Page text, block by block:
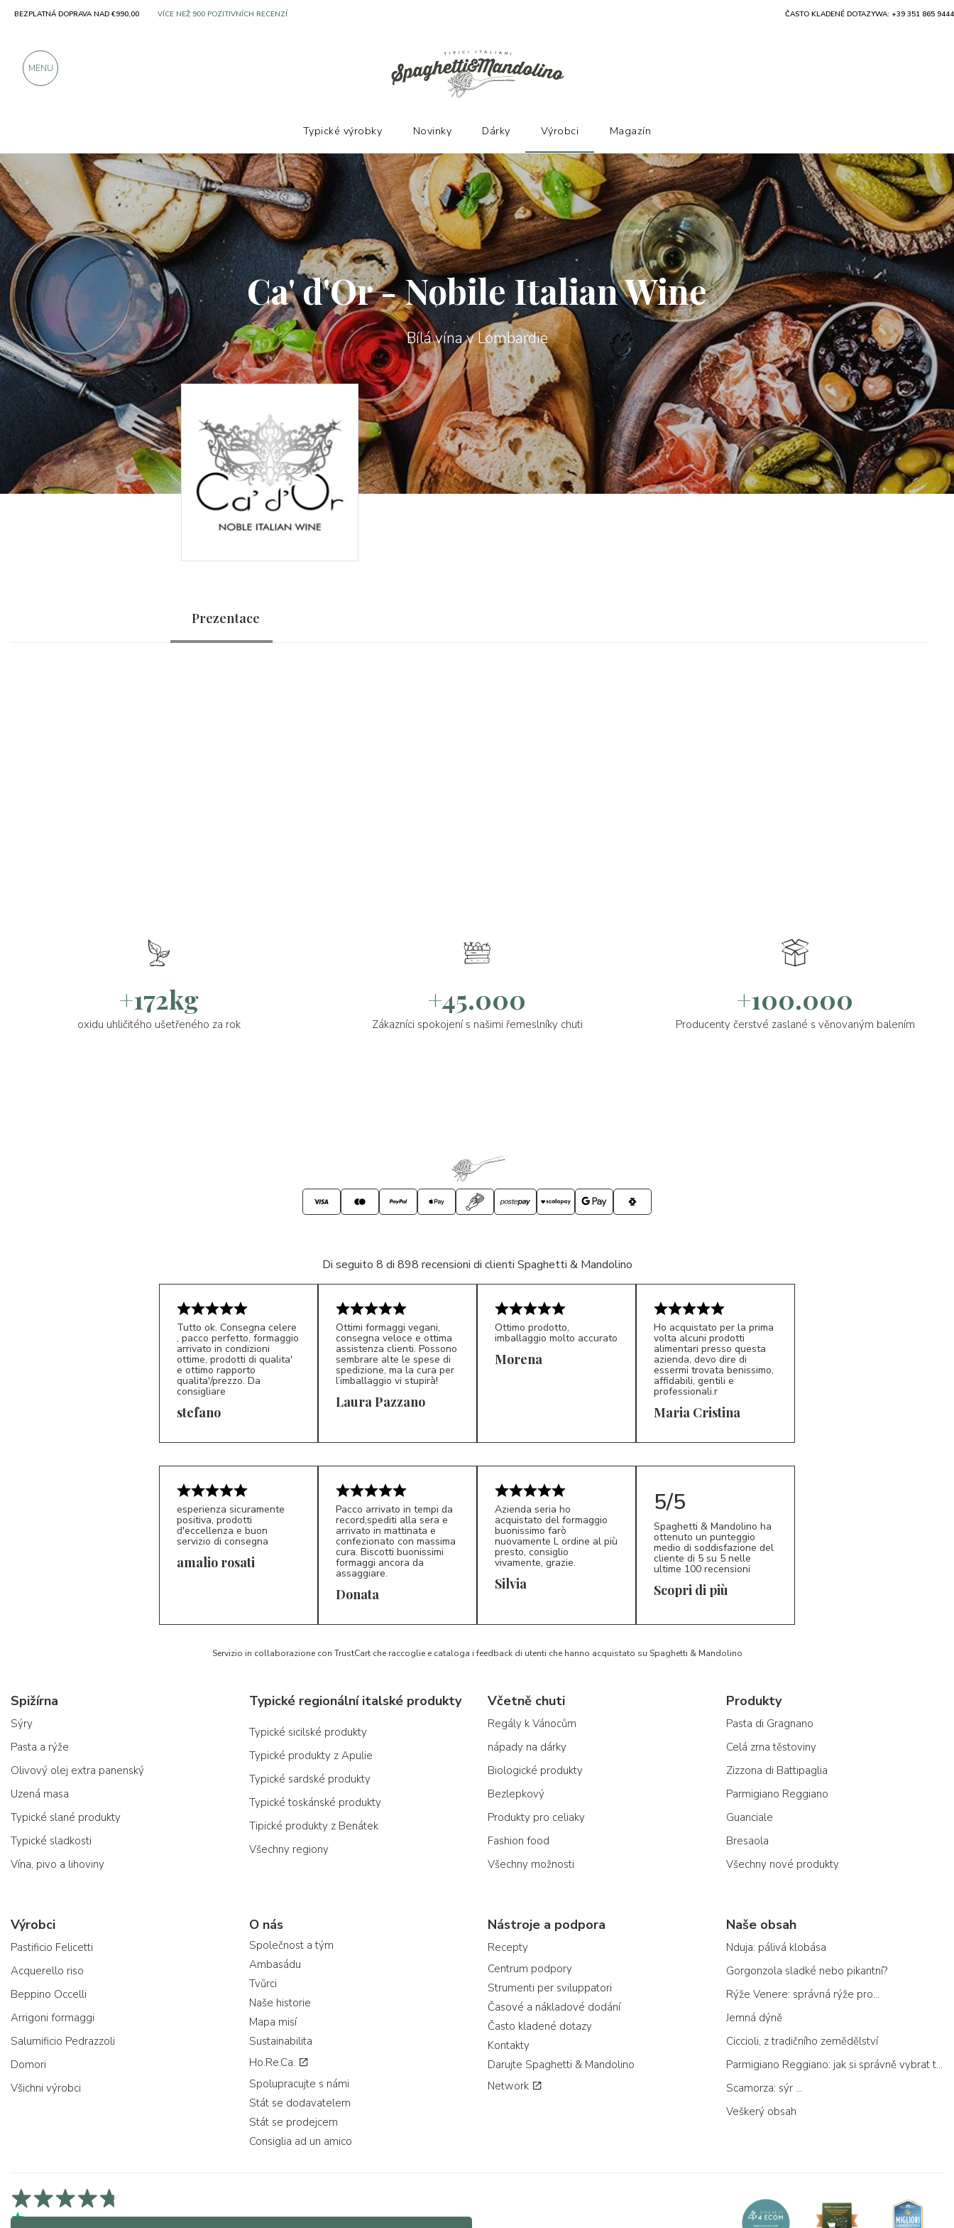
Ca' d'Or - Nobile Italian Wine
Bílá vína v Lombardie
Prezentace
+172kg
oxidu uhličitého ušetřeného za rok
+45.000
Zákazníci spokojení s našimi řemeslníky chuti
+100.000
Producenty čerstvé zaslané s věnovaným balením
Di seguito 8 di 898 recensioni di clienti Spaghetti & Mandolino
S*
Tutto ok. Consegna celere
, pacco perfetto, formaggio
arrivato in condizioni
ottime, prodotti di qualita'
e ottimo rapporto
qualita'/prezzo. Da
consigliare
stefano LP 5/5
Ottimi formaggi vegani,
consegna veloce e ottima
assistenza clienti. Possono
sembrare alte le spese di
spedizione, ma la cura per
l’imballaggio vi stupirà!
Laura Pazzano
Ottimo prodotto,
imballaggio molto accurato
Morena
MC 5/5
Ho acquistato per la prima
volta alcuni prodotti
alimentari presso questa
azienda, devo dire di
essermi trovata benissimo,
affidabili, gentili e
professionali.r
Maria Cristina
esperienza sicuramente
positiva, prodotti
d'eccellenza e buon
servizio di consegna
amalio rosati
D*
Pacco arrivato in tempi da
record,spediti alla sera e
arrivato in mattinata e
confezionato con massima
cura. Biscotti buonissimi
formaggi ancora da
assaggiare.
Donata S*
Azienda seria ho
acquistato del formaggio
buonissimo farò
nuovamente L ordine al più
presto, consiglio
vivamente, grazie.
Silvia
5/5
Spaghetti & Mandolino ha
ottenuto un punteggio
medio di soddisfazione del
cliente di 5 su 5 nelle
ultime 100 recensioni
Scopri di più
Servizio in collaborazione con TrustCart che raccoglie e cataloga i feedback di utenti che hanno acquistato su Spaghetti & Mandolino
Spižírna
Sýry
Pasta a rýže
Olivový olej extra panenský
Uzená masa
Typické slané produkty
Typické sladkosti
Vína, pivo a lihoviny
Typické regionální italské produkty
Typické sicilské produkty
Typické produkty z Apulie
Typické sardské produkty
Typické toskánské produkty
Tipické produkty z Benátek
Všechny regiony
Včetně chuti
Regály k Vánocům
nápady na dárky
Biologické produkty
Bezlepkový
Produkty pro celiaky
Fashion food
Všechny možnosti
Produkty
Pasta di Gragnano
Celá zrna těstoviny
Zizzona di Battipaglia
Parmigiano Reggiano
Guanciale
Bresaola
Všechny nové produkty
Výrobci
Pastificio Felicetti
Acquerello riso
Beppino Occelli
Arrigoni formaggi
Salumificio Pedrazzoli
Domori
Všichni výrobci
O nás
Společnost a tým
Ambasádu
Tvůrci
Naše historie
Mapa misí
Sustainabilita
Ho.Re.Ca.
Spolupracujte s námi
Stát se dodavatelem
Stát se prodejcem
Consiglia ad un amico
Nástroje a podpora
Recepty
Centrum podpory
Strumenti per sviluppatori
Časové a nákladové dodání
Často kladené dotazy
Kontakty
Darujte Spaghetti & Mandolino
Network
Naše obsah
Nduja: pálivá klobása
Gorgonzola sladké nebo pikantní?
Rýže Venere: správná rýže pro...
Jemná dýně
Ciccioli, z tradičního zemědělství
Parmigiano Reggiano: jak si správně vybrat ten pravý
Scamorza: sýr ...
Veškerý obsah
Výrobci Ca' d'Or - Nobile Italian Wine
BEZPLATNÁ DOPRAVA NAD €990,00 SOLO PRODUKTY OD VYNIKAJÍCÍCH VÝROBCŮ ČASTO KLADENÉ DOTAZYWA: +39 351 865 9444
MENU
Typické výrobky Novinky Dárky Výrobci Magazín